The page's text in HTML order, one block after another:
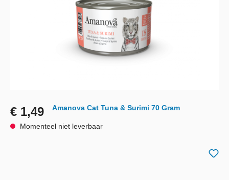
€ 1,49 Amanova Cat Tuna & Surimi 70 Gram
Momenteel niet leverbaar